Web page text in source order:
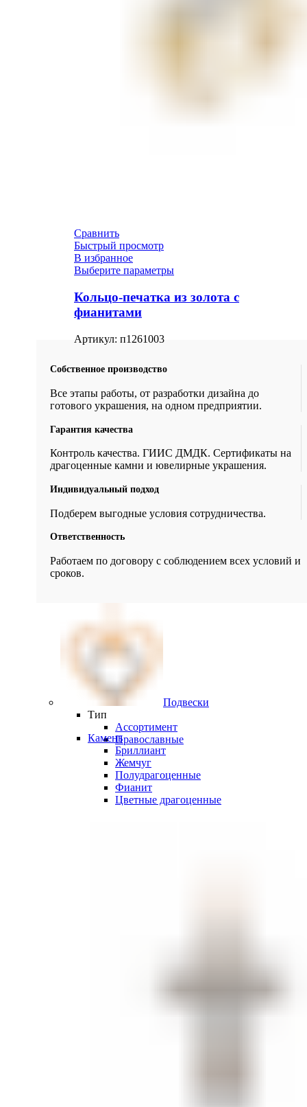
Сравнить
Быстрый просмотр
В избранное
Выберите параметры
Кольцо-печатка из золота с
фианитами
Артикул: п1261003
Собственное производство
Все этапы работы, от разработки дизайна до
готового украшения, на одном предприятии.
Гарантия качества
Контроль качества. ГИИС ДМДК. Сертификаты на
драгоценные камни и ювелирные украшения.
Индивидуальный подход
Подберем выгодные условия сотрудничества.
Ответственность
Работаем по договору с соблюдением всех условий и
сроков.
Подвески
Тип
Ассортимент
Православные
Камень
Бриллиант
Жемчуг
Полудрагоценные
Фианит
Цветные драгоценные